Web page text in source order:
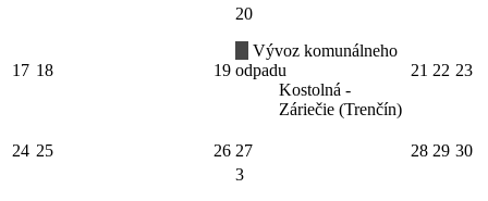
17 18 19
20
Vývoz komunálneho
odpadu
Kostolná -
Záriečie (Trenčín)
21 22 23
24 25 26 27 28 29 30
3